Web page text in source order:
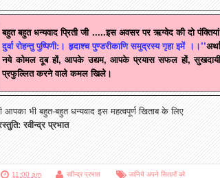
बहुत बहुत धन्यवाद प्रिती जी .....इस अवसर पर ऋग्वेद की दो
दुर्वा रोहन्तु पुष्पिणी:। हृदाश्च पुण्डरीकाणि समुद्रस्य गृहा इमें ।।’’
नये कोमल दूब हों, आपके उद्यम, आपके प्रयास सफल हों,
प्रफुल्लित करने वाले कमल खिले।
आपका भी बहुत-बहुत धन्यवाद इस महत्वपूर्ण खिताब के लिए
रवीन्द्र प्रभात
11:00 am रवीन्द्र प्रभात जानिये अपने सितारों को